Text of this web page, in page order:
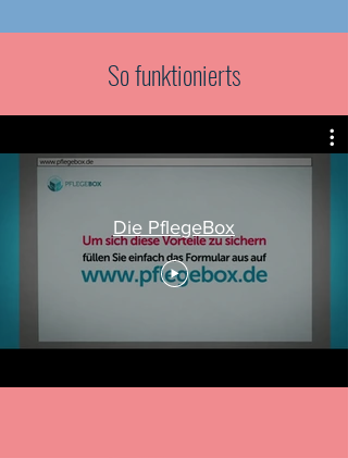
So funktionierts
Die PflegeBox